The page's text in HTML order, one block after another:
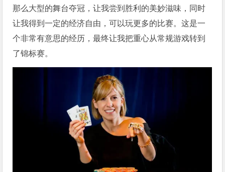
那么大型的舞台夺冠，让我尝到胜利的美妙滋味，同时
让我得到一定的经济自由，可以玩更多的比赛。这是一
个非常有意思的经历，最终让我把重心从常规游戏转到
了锦标赛。